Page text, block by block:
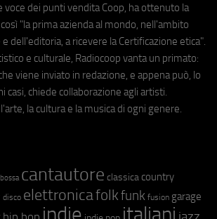
voce dei punti vendita Coop, ha ottenuto la
"la prima azienda al mondo, nell'ambito
dell'editoria, a ricevere la Certificazione etica".
e culturale, Radiocoop vanta un primato:
viene inviato in redazione, e appena può, lo
casi, chiede collaborazione agli artisti.
la cultura e la musica di ogni genere.
bossa cantautore classica country
disco elettronicafolkfunk fusion garage
indie